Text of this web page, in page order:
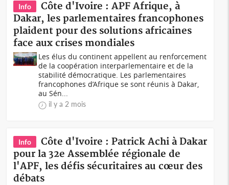
Info
Côte d'Ivoire : APF Afrique, à
Dakar, les parlementaires francophones
plaident pour des solutions africaines
face aux crises mondiales
Les élus du continent appellent au renforcement
de la coopération interparlementaire et de la
stabilité démocratique. Les parlementaires
francophones d’Afrique se sont réunis à Dakar,
au Sén...
il y a 2 mois
Info
Côte d'Ivoire : Patrick Achi à Dakar
pour la 32e Assemblée régionale de
l'APF, les défis sécuritaires au cœur des
débats